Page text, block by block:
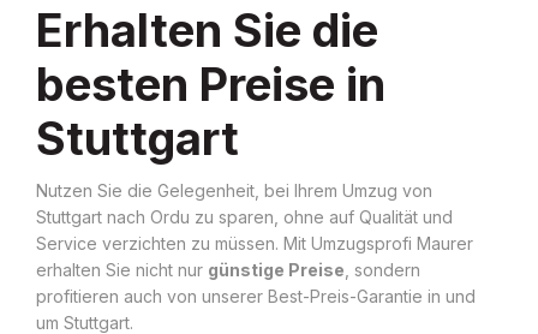
Erhalten Sie die
besten Preise in
Stuttgart
Nutzen Sie die Gelegenheit, bei Ihrem Umzug von
Stuttgart nach Ordu zu sparen, ohne auf Qualität und
Service verzichten zu müssen. Mit Umzugsprofi Maurer
erhalten Sie nicht nur günstige Preise , sondern
profitieren auch von unserer Best-Preis-Garantie in und
um Stuttgart.